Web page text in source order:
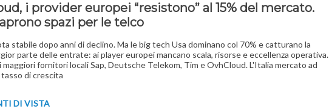
i provider europei “resistono” al 15% del mercato.
spazi per le telco
stabile dopo anni di declino. Ma le big tech Usa dominano col 70% e catturano la
parte delle entrate: ai player europei mancano scala, risorse e eccellenza operativa.
maggiori fornitori locali Sap, Deutsche Telekom, Tim e OvhCloud. L'Italia mercato ad
di crescita
DI VISTA